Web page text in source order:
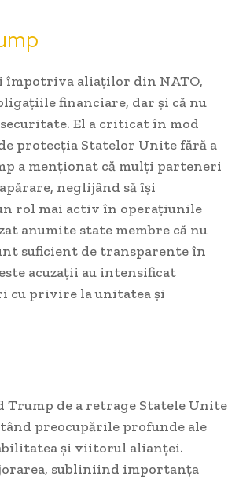
împotriva aliaților din NATO,
financiare, dar și că nu
El a criticat în mod
protecția Statelor Unite fără a
a menționat că mulți parteneri
neglijând să își
rol mai activ în operațiunile
anumite state membre că nu
suficient de transparente în
acuzații au intensificat
cu privire la unitatea și
de a retrage Statele Unite
preocupările profunde ale
și viitorul alianței.
subliniind importanța